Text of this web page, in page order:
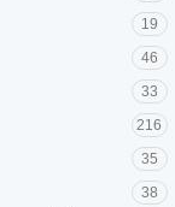
19
46
33
216
35
38